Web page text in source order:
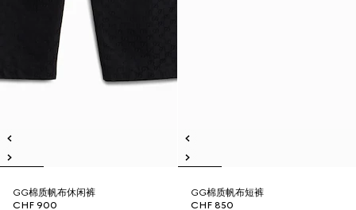
GG棉质帆布休闲裤
CHF 900
GG棉质帆布短裤
CHF 850